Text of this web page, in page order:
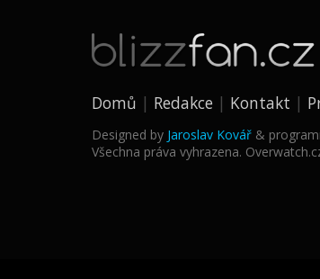
Domů Redakce Kontakt
Designed by Jaroslav Kovář &
Všechna práva vyhrazena.